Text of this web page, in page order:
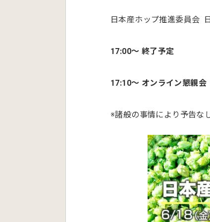
日本産ホップ推進委員会
17:00～ 終了予定
17:10〜 オンライン懇親会
※諸般の事情により予告な